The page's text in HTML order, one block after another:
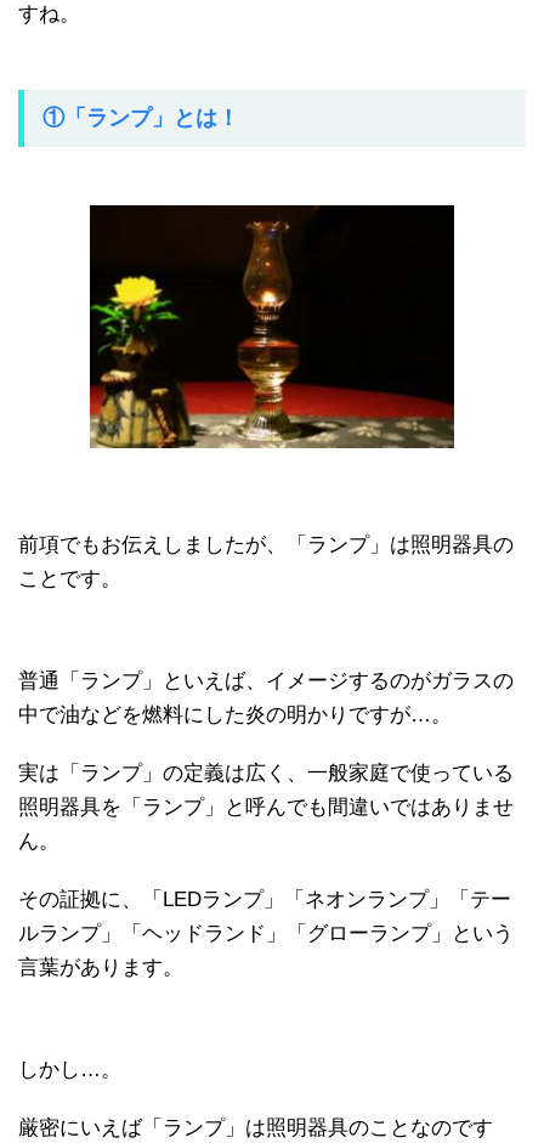
すね。
①「ランプ」とは！
前項でもお伝えしましたが、「ランプ」は照明器具の
ことです。
普通「ランプ」といえば、イメージするのがガラスの
中で油などを燃料にした炎の明かりですが…。
実は「ランプ」の定義は広く、一般家庭で使っている
照明器具を「ランプ」と呼んでも間違いではありませ
ん。
その証拠に、「LEDランプ」「ネオンランプ」「テー
ルランプ」「ヘッドランド」「グローランプ」という
言葉があります。
しかし…。
厳密にいえば「ランプ」は照明器具のことなのです